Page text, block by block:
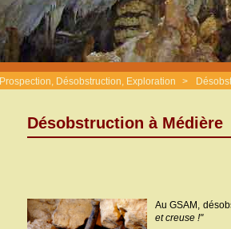
Prospection, Désobstruction, Exploration >
Désobstruction à Médière
Au GSAM,
et creuse !"